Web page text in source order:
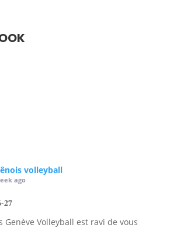
volleyball
ago
𝟐𝟕
Genève Volleyball est ravi de vous